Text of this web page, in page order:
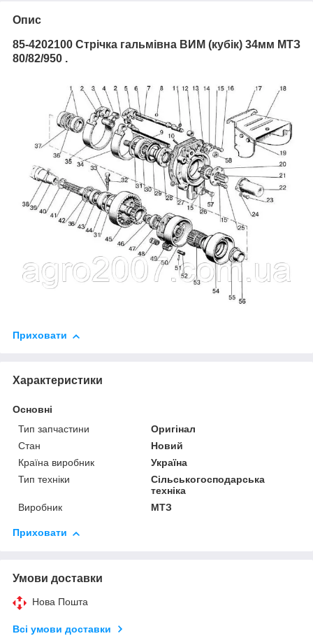
Опис
85-4202100 Стрічка гальмівна ВИМ (кубік) 34мм МТЗ
80/82/950 .
Приховати
Характеристики
Основні
Тип запчастини
Оригінал
Стан
Новий
Країна виробник
Україна
Тип техніки
Сільськогосподарська
техніка
Виробник
МТЗ
Приховати
Умови доставки
Нова Пошта
Всі умови доставки